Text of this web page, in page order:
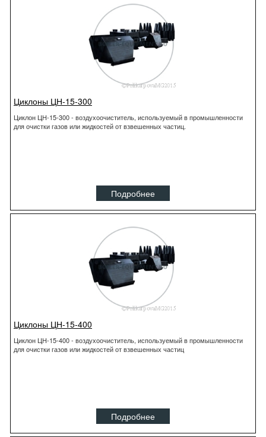
Циклоны ЦН-15-300
Циклон ЦН-15-300 - воздухоочиститель, используемый в промышленности
для очистки газов или жидкостей от взвешенных частиц.
Подробнее
Циклоны ЦН-15-400
Циклон ЦН-15-400 - воздухоочиститель, используемый в промышленности
для очистки газов или жидкостей от взвешенных частиц
Подробнее